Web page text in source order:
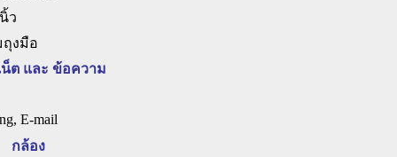
ว
งมือ
น็ต และ ข้อความ
E-mail
กล้อง